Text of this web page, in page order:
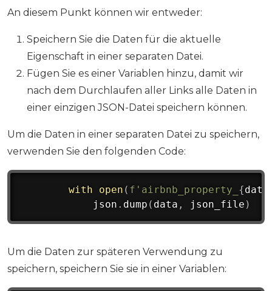
An diesem Punkt können wir entweder:
Speichern Sie die Daten für die aktuelle
Eigenschaft in einer separaten Datei.
Fügen Sie es einer Variablen hinzu, damit wir
nach dem Durchlaufen aller Links alle Daten in
einer einzigen JSON-Datei speichern können.
Um die Daten in einer separaten Datei zu speichern,
verwenden Sie den folgenden Code:
with open ( f'airbnb_property_ {data
            json
. dump ( data , json_file )
Um die Daten zur späteren Verwendung zu
speichern, speichern Sie sie in einer Variablen: